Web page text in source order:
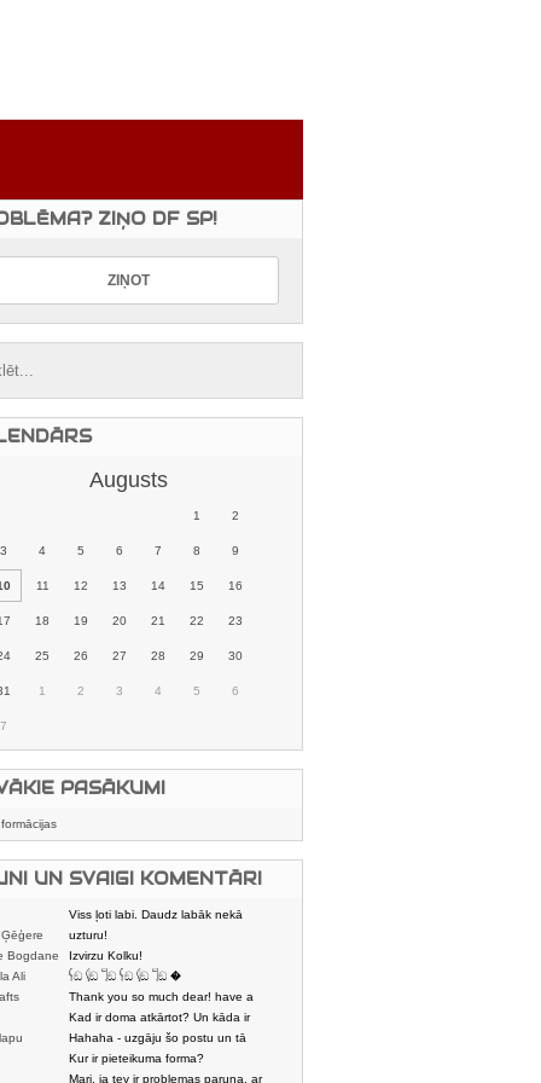
ZIŅO DF SP!
Augusts
1 2
3 4 5 6 7 8 9
11 12 13 14 15 16
18 19 20 21 22 23
25 26 27 28 29 30
1 2 3 4 5 6
7
PASĀKUMI
UN SVAIGI KOMENTĀRI
Viss ļoti labi. Daudz labāk nekā
karstmaizīšu
uzturu!
Bogdane
Izvirzu Kolku!
Ali
𓌜ඞ 𓌱ඞ 𓌏ඞ 𓌜ඞ 𓌱ඞ 𓌏ඞ �
Thank you so much dear! have a
nice day
Kad ir doma atkārtot? Un kāda ir
aptuvenā dalī
Hahaha - uzgāju šo postu un tā
sasmējos. Četr
Kur ir pieteikuma forma?
Mari, ja tev ir problemas paruna, ar